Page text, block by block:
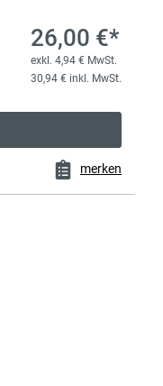
26,00 €*
exkl. 4,94 € MwSt.
30,94 € inkl. MwSt.
merken